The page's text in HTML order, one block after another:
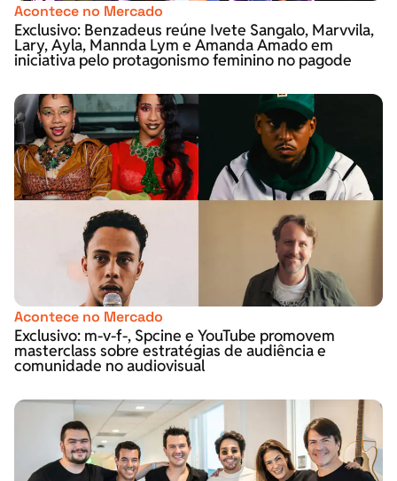
Acontece no Mercado
Exclusivo: Benzadeus reúne Ivete Sangalo, Marvvila,
Lary, Ayla, Mannda Lym e Amanda Amado em
iniciativa pelo protagonismo feminino no pagode
Acontece no Mercado
Exclusivo: m-v-f-, Spcine e YouTube promovem
masterclass sobre estratégias de audiência e
comunidade no audiovisual